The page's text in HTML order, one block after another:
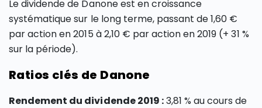
Le dividende de Danone est en croissance
systématique sur le long terme, passant de 1,60 €
par action en 2015 à 2,10 € par action en 2019 (+ 31 %
sur la période).
Ratios clés de Danone
Rendement du dividende 2019 :3,81 % au cours de